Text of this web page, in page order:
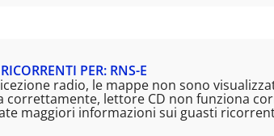
PER: RNS-E
radio, le mappe non sono
correttamente, lettore CD non funziona
maggiori informazioni sui guasti